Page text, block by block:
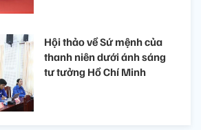
Hội thảo về Sứ mệnh của
thanh niên dưới ánh sáng
tư tưởng Hồ Chí Minh